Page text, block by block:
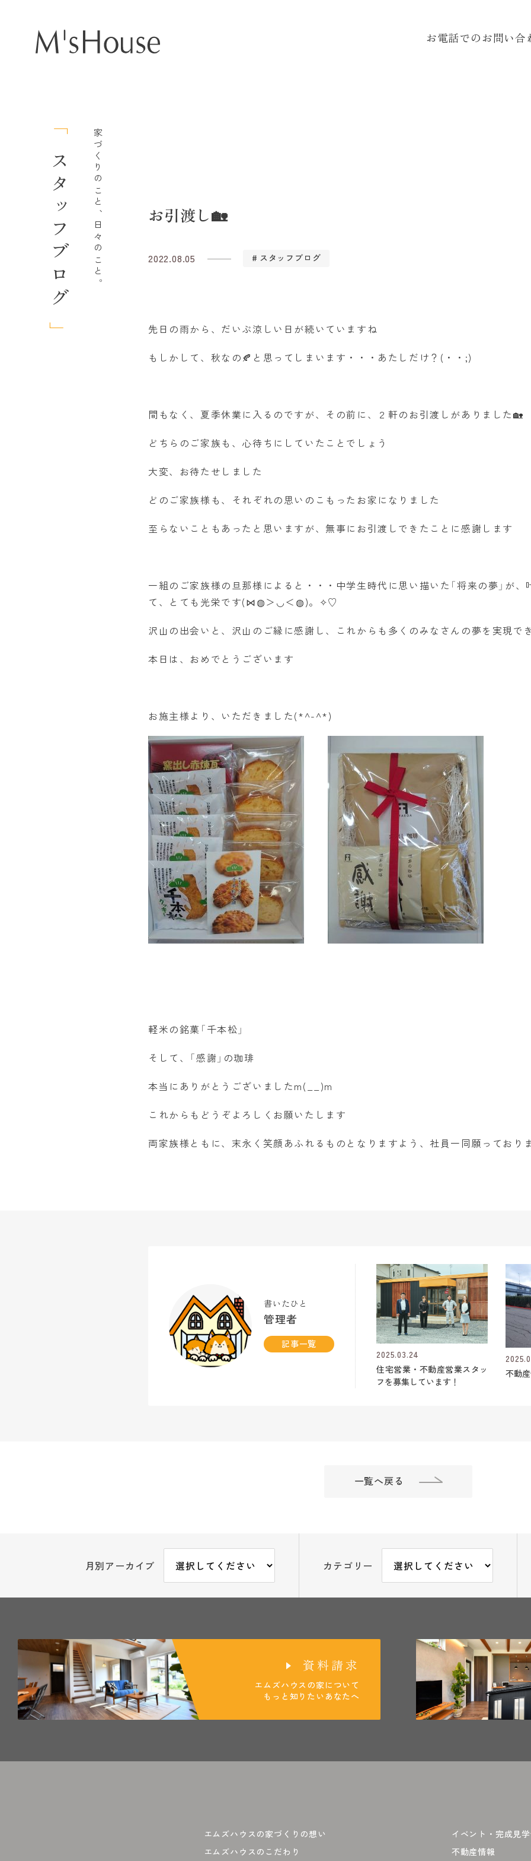
お電話でのお問い合
スタッフブログ家づくりのこと、日々のこと。 お引渡し🏡
2022.08.05 スタッフブログ
先日の雨から、だいぶ涼しい日が続いていますね
もしかして、秋なの🍂と思ってしまいます・・・あたしだけ？(・・;)
間もなく、夏季休業に入るのですが、その前に、２軒のお引渡しがありました🏡
どちらのご家族も、心待ちにしていたことでしょう
大変、お待たせしました
どのご家族様も、それぞれの思いのこもったお家になりました
至らないこともあったと思いますが、無事にお引渡しできたことに感謝します
一組のご家族様の旦那様によると・・・中学生時代に思い描いた「将来の夢」が
て、とても光栄です(⋈◍＞◡＜◍)。✧♡
沢山の出会いと、沢山のご縁に感謝し、これからも多くのみなさんの夢を実現で
本日は、おめでとうございます
お施主様より、いただきました(*^-^*)
軽米の銘菓「千本松」
そして、「感謝」の珈琲
本当にありがとうございましたm(__)m
これからもどうぞよろしくお願いたします
両家族様ともに、末永く笑顔あふれるものとなりますよう、社員一同願っており
書いたひと
管理者
記事一覧
2025.03.24
住宅営業・不動産営業スタッ
フを募集しています！
不動
一覧へ戻る
月別アーカイブ カテゴリー
資料請求
エムズハウスの家について
もっと知りたいあなたへ
エムズハウスの家づくりの想い
エムズハウスのこだわり
イベント・完成見
不動産情報